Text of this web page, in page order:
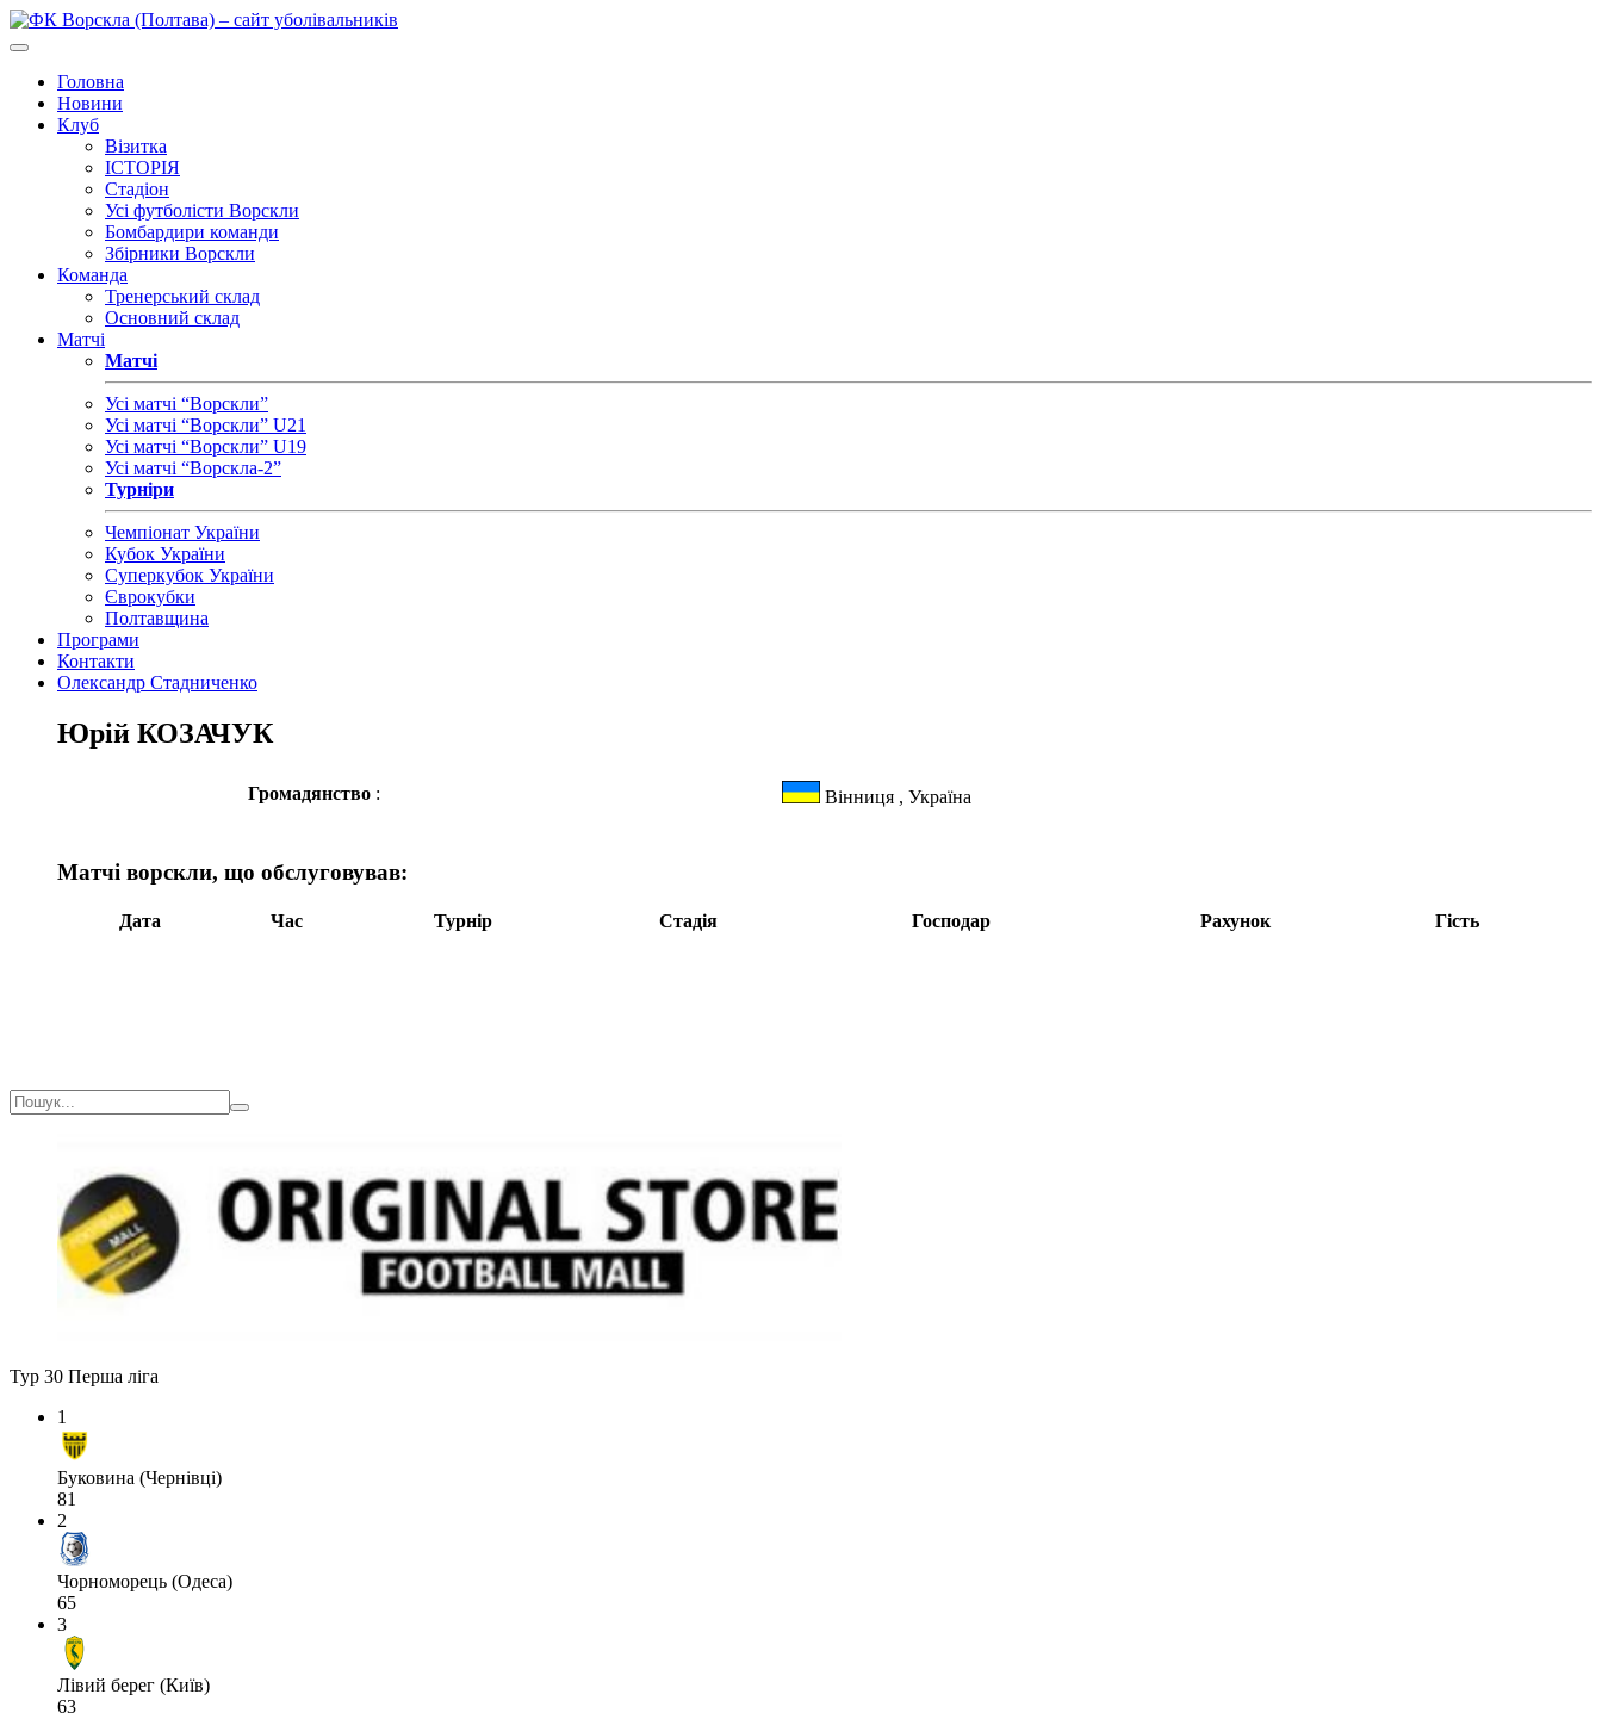
Головна
Новини
Клуб
Візитка
ІСТОРІЯ
Стадіон
Усі футболісти Ворскли
Бомбардири команди
Збірники Ворскли
Команда
Тренерський склад
Основний склад
Матчі
Матчі
Усі матчі “Ворскли”
Усі матчі “Ворскли” U21
Усі матчі “Ворскли” U19
Усі матчі “Ворскла-2”
Турніри
Чемпіонат України
Кубок України
Суперкубок України
Єврокубки
Полтавщина
Програми
Контакти
Олександр Стадниченко
Юрій КОЗАЧУК
Громадянство : Вінниця , Україна
Матчі ворскли, що обслуговував:
Дата Час Турнір Стадія Господар Рахунок Гість
Тур 30 Перша ліга
1
Буковина (Чернівці)
81
2
Чорноморець (Одеса)
65
3
Лівий берег (Київ)
63